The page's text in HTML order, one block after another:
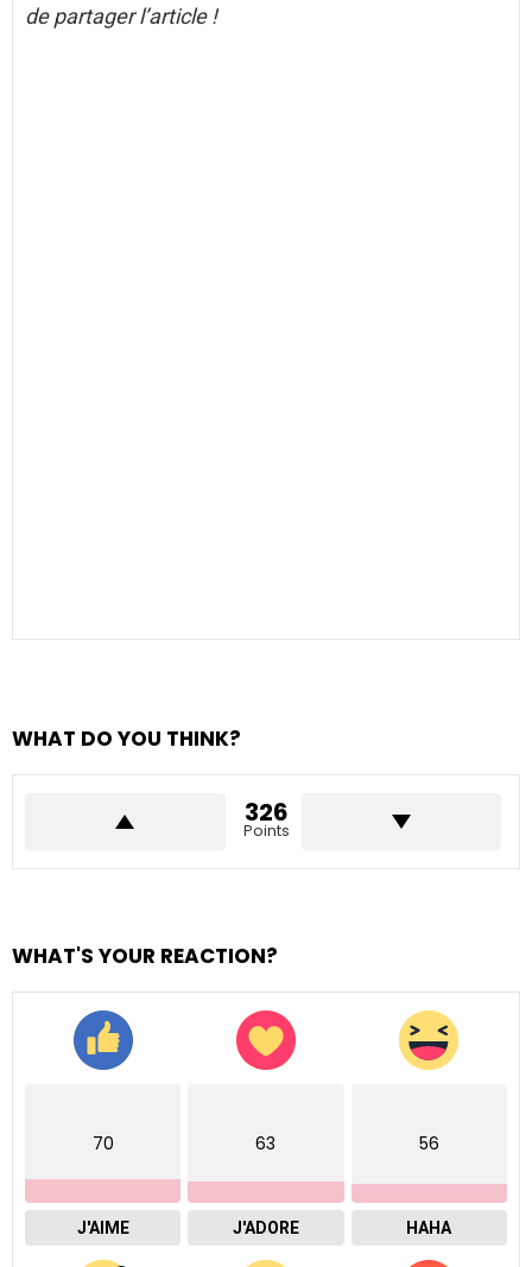
de partager l’article !
WHAT DO YOU THINK?
326
Points
WHAT'S YOUR REACTION?
70
J'AIME
63
J'ADORE
56
HAHA